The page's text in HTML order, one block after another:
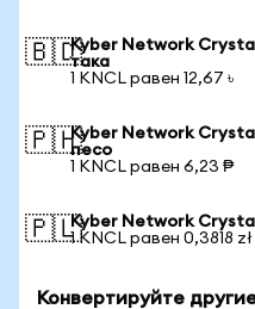
🇧🇩Kyber Network
така
1 KNCL равен 12,67 ৳
🇵🇭Kyber Network
песо
1 KNCL равен 6,23 ₱
🇵🇱Kyber Network
1 KNCL равен 0,3818 zł
Конвертируйте